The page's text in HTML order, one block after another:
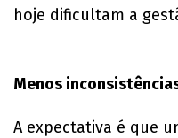
hoje dificultam a
Menos
A expectativa é que